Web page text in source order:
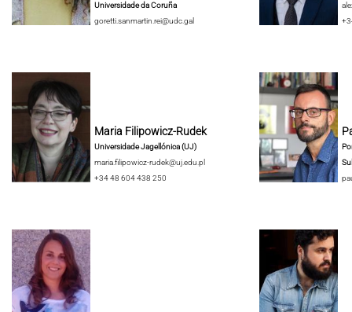
Universidade da Coruña
goretti.sanmartin.rei@udc.gal
Maria Filipowicz-Rudek
Universidade Jagellónica (UJ)
maria.filipowicz-rudek@uj.edu.pl
+34 48 604 438 250
Sul